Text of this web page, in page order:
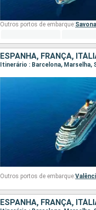
Outros portos de embarque:Savona
ESPANHA, FRANÇA,
Itinerário : Barcelona, Marselha,
Outros portos de embarque:
ESPANHA, FRANÇA,